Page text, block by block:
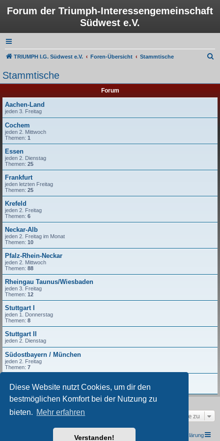
Diese Website nutzt Cookies, um dir den
bestmöglichen Komfort bei der Nutzung zu
bieten. Mehr erfahren
Verstanden!
Forum der Triumph-Interessengemeinschaft
Südwest e.V.
TRIUMPH I.G. Südwest e.V. Foren-Übersicht Stammtische
Stammtische
Forum
Aachen-Land
jeden 3. Freitag
Cochem
jeden 2. Mittwoch
Themen: 1
Essen
jeden 2. Dienstag
Themen: 25
Frankfurt
jeden letzten Freitag
Themen: 25
Krefeld
jeden 2. Freitag
Themen: 6
Neckar-Alb
jeden 2. Freitag im Monat
Themen: 10
Pfalz-Rhein-Neckar
jeden 2. Mittwoch
Themen: 88
Rheingau Taunus/Wiesbaden
jeden 3. Freitag
Themen: 12
Stuttgart I
jeden 1. Donnerstag
Themen: 8
Stuttgart II
jeden 2. Dienstag
Südostbayern / München
jeden 2. Freitag
Themen: 7
jeden 2. Freitag
Gehe zu
TRIUMPH I.G. Südwest e.V. Foren-Übersicht Datenschutzerklärung